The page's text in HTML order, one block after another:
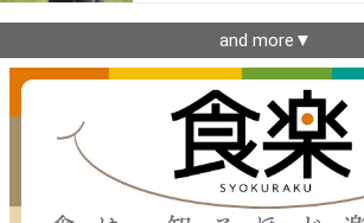
and more▼